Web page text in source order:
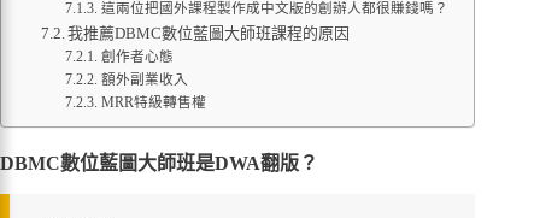
這兩位把國外課程製作成中文版的創辦人都很賺錢嗎？
我推薦DBMC數位藍圖大師班課程的原因
創作者心態
額外副業收入
MRR特級轉售權
DBMC數位藍圖大師班是DWA翻版？